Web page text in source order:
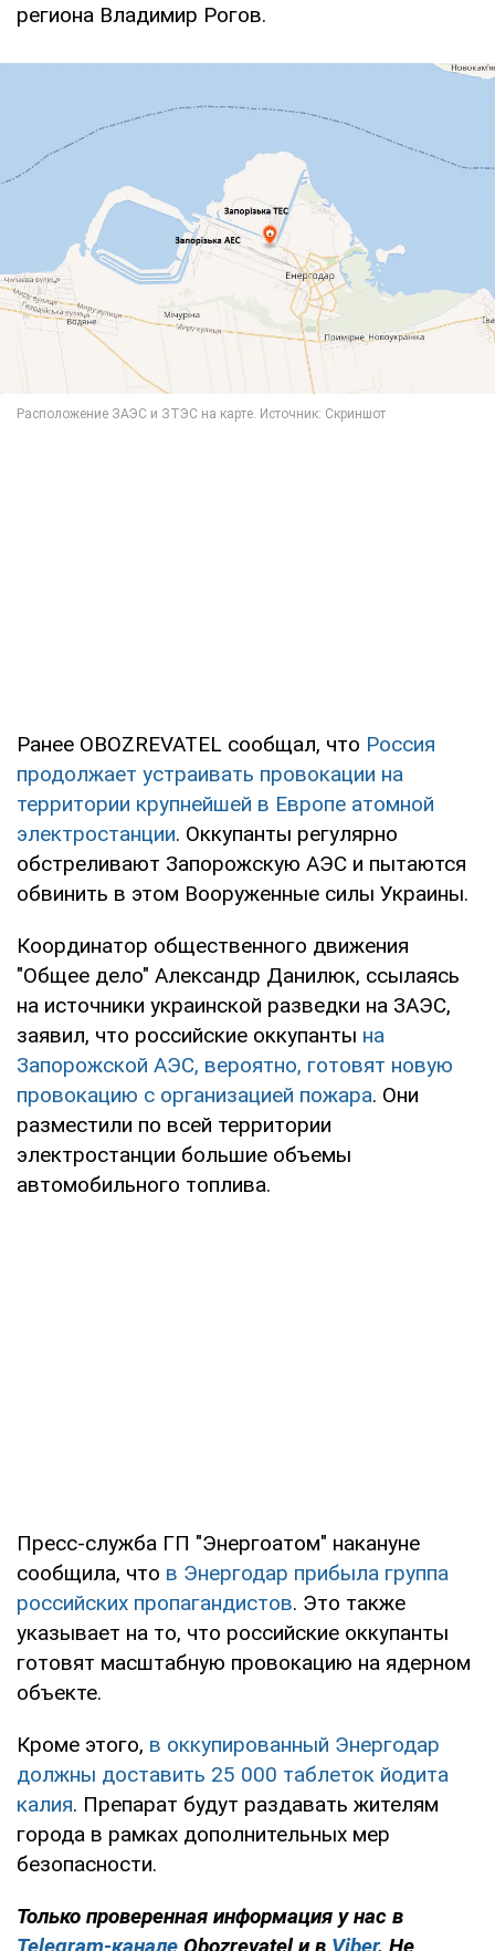
региона Владимир Рогов.
Ранее OBOZREVATEL сообщал, что Россия
продолжает устраивать провокации на
территории крупнейшей в Европе атомной
электростанции. Оккупанты регулярно
обстреливают Запорожскую АЭС и пытаются
обвинить в этом Вооруженные силы Украины.
Координатор общественного движения
"Общее дело" Александр Данилюк, ссылаясь
на источники украинской разведки на ЗАЭС,
заявил, что российские оккупанты на
Запорожской АЭС, вероятно, готовят новую
провокацию с организацией пожара. Они
разместили по всей территории
электростанции большие объемы
автомобильного топлива.
Пресс-служба ГП "Энергоатом" накануне
сообщила, что в Энергодар прибыла группа
российских пропагандистов. Это также
указывает на то, что российские оккупанты
готовят масштабную провокацию на ядерном
объекте.
Кроме этого, в оккупированный Энергодар
должны доставить 25 000 таблеток йодита
калия. Препарат будут раздавать жителям
города в рамках дополнительных мер
безопасности.
Только проверенная информация у нас в